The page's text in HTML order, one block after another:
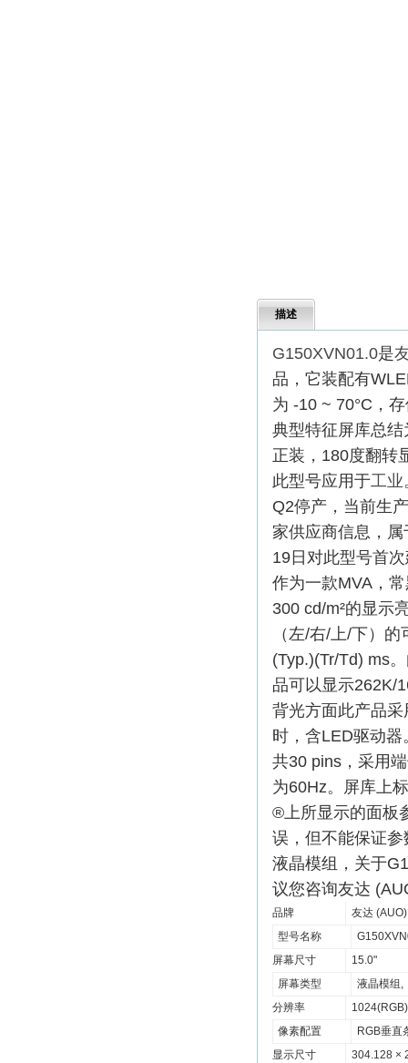
描述
G150XVN01.0是
品，它装配有
为 -10 ~ 70°C，
典型特征屏库总
正装，180度翻转
此型号应用于工业
Q2停产，当前生
家供应商信息，
19日对此型号首
作为一款MVA，
300 cd/m²的显示
（左/右/上/下）
(Typ.)(Tr/Td) ms
品可以显示262K/
背光方面此产品
时，含LED驱动
共30 pins，采用
为60Hz。屏库上
®上所显示的面板
误，但不能保证
液晶模组，关于
议您咨询友达
品牌
友达 (AUO)
型号名称
屏幕尺寸
15.0"
屏幕类型
液晶模组
分辨率
像素配置
RGB垂直
显示尺寸
304.128 ×